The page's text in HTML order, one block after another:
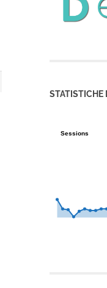
STATISTICHE
Sessions
Sessions